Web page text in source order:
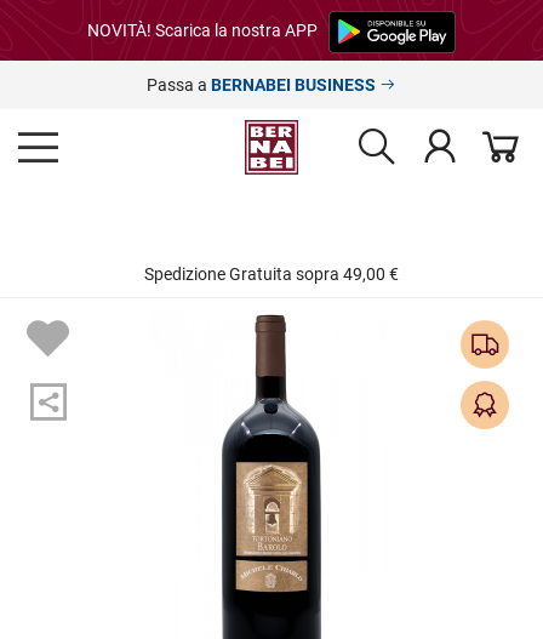
NOVITÀ! Scarica la nostra APP
Passa a BERNABEI BUSINESS
Spedizione Gratuita sopra 49,00 €